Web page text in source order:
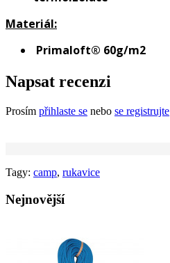
Materiál:
Primaloft® 60g/m2
Napsat recenzi
Prosím přihlaste se nebo se registrujte
Tagy: camp, rukavice
Nejnovější